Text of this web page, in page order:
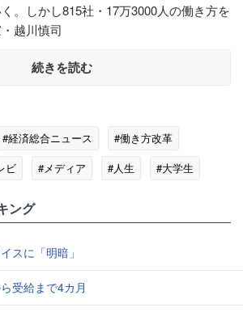
。しかし815社・17万3000人の働き方を
越川慎司
続きを読む
#経済総合ニュース
#働き方改革
ビ #メディア #人生
#大学生
ング
スに「明暗」
受給まで4カ月